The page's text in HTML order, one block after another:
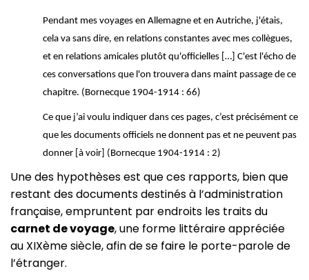
Pendant mes voyages en Allemagne et en Autriche, j'étais,
cela va sans dire, en relations constantes avec mes collègues,
et en relations amicales plutôt qu'officielles […] C'est l'écho de
ces conversations que l'on trouvera dans maint passage de ce
chapitre. (Bornecque 1904-1914 : 66)
Ce que j’ai voulu indiquer dans ces pages, c’est précisément ce
que les documents officiels ne donnent pas et ne peuvent pas
donner [à voir] (Bornecque 1904-1914 : 2)
Une des hypothèses est que ces rapports, bien que
restant des documents destinés à l’administration
française, empruntent par endroits les traits du
carnet de voyage, une forme littéraire appréciée
au XIXème siècle, afin de se faire le porte-parole de
l’étranger.